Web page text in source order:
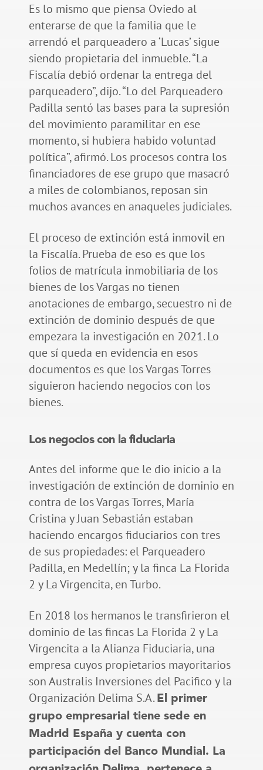
Es lo mismo que piensa Oviedo al
enterarse de que la familia que le
arrendó el parqueadero a ‘Lucas’ sigue
siendo propietaria del inmueble. “La
Fiscalía debió ordenar la entrega del
parqueadero”, dijo. “Lo del Parqueadero
Padilla sentó las bases para la supresión
del movimiento paramilitar en ese
momento, si hubiera habido voluntad
política”, afirmó. Los procesos contra los
financiadores de ese grupo que masacró
a miles de colombianos, reposan sin
muchos avances en anaqueles judiciales.
El proceso de extinción está inmovil en
la Fiscalía. Prueba de eso es que los
folios de matrícula inmobiliaria de los
bienes de los Vargas no tienen
anotaciones de embargo, secuestro ni de
extinción de dominio después de que
empezara la investigación en 2021. Lo
que sí queda en evidencia en esos
documentos es que los Vargas Torres
siguieron haciendo negocios con los
bienes.
Los negocios con la fiduciaria
Antes del informe que le dio inicio a la
investigación de extinción de dominio en
contra de los Vargas Torres, María
Cristina y Juan Sebastián estaban
haciendo encargos fiduciarios con tres
de sus propiedades: el Parqueadero
Padilla, en Medellín; y la finca La Florida
2 y La Virgencita, en Turbo.
En 2018 los hermanos le transfirieron el
dominio de las fincas La Florida 2 y La
Virgencita a la Alianza Fiduciaria, una
empresa cuyos propietarios mayoritarios
son Australis Inversiones del Pacifico y la
Organización Delima S.A. El primer
grupo empresarial tiene sede en
Madrid España y cuenta con
participación del Banco Mundial. La